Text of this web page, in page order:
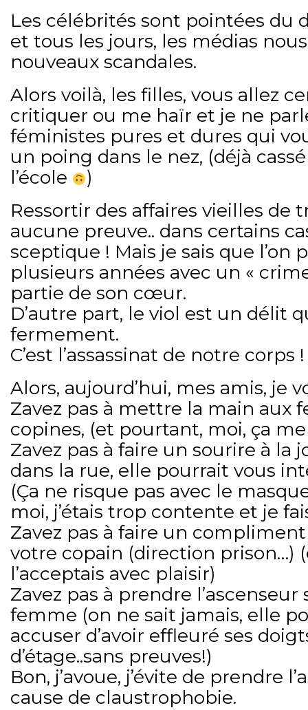
Les célébrités sont pointées du
et tous les jours, les médias
nouveaux scandales.
Alors voilà, les filles, vous allez
critiquer ou me haïr et je ne
féministes pures et dures qui
un poing dans le nez, (déjà
l’école
)
Ressortir des affaires vieilles de
aucune preuve.. dans certains
sceptique ! Mais je sais que l’on
plusieurs années avec un «
partie de son cœur.
D’autre part, le viol est un délit
fermement.
C’est l’assassinat de notre corps !
Alors, aujourd’hui, mes amis, je
Zavez pas à mettre la main aux
copines, (et pourtant, moi, ça
Zavez pas à faire un sourire à la
dans la rue, elle pourrait vous
(Ça ne risque pas avec le
moi, j’étais trop contente et je
Zavez pas à faire un
votre copain (direction prison…)
l’acceptais avec plaisir)
Zavez pas à prendre
femme (on ne sait jamais, elle
accuser d’avoir effleuré ses
d’étage..sans preuves!)
Bon, j’avoue, j’évite de prendre
cause de claustrophobie.